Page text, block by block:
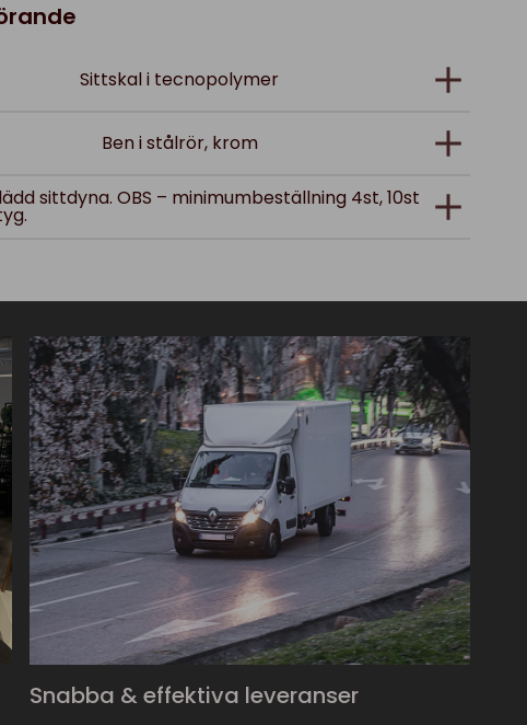
Sittskal i tecnopolymer
Ben i stålrör, krom
sittdyna. OBS – minimumbeställning 4st, 10st
Snabba & effektiva leveranser